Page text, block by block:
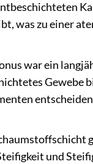
was zu einer
war ein
Gewebe
und